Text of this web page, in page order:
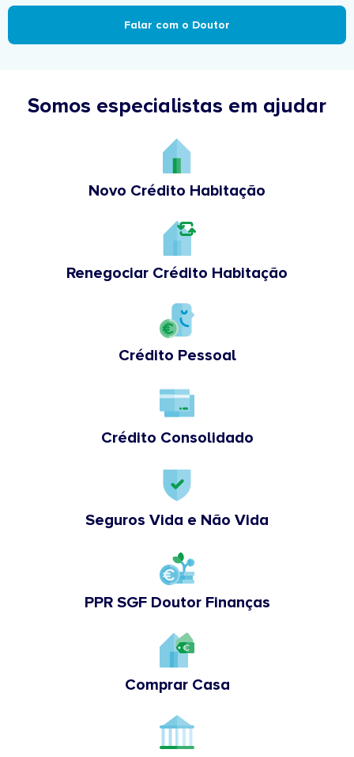
Falar com o Doutor
Somos especialistas em ajudar
Novo Crédito Habitação
Renegociar Crédito Habitação
Crédito Pessoal
Crédito Consolidado
Seguros Vida e Não Vida
PPR SGF Doutor Finanças
Comprar Casa